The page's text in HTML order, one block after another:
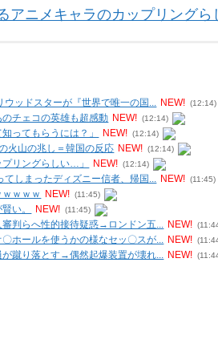
アニメキャラのカップリングら
ッドスターが『世界で唯一の国... NEW! (12:14)
チェコの英雄も超感動 NEW! (12:14)
ってもらうには？」 NEW! (12:14)
火山の兆し＝韓国の反応 NEW! (12:14)
リングらしい…」 NEW! (12:14)
しまったディズニー信者、帰国... NEW! (11:45)
ｗｗｗ NEW! (11:45)
い。 NEW! (11:45)
審判らへ性的接待疑惑→ロンドン五... NEW!
ホールを使うかの様なセッ〇スが... NEW!
蹴り落とす→偶然起爆装置が壊れ... NEW!